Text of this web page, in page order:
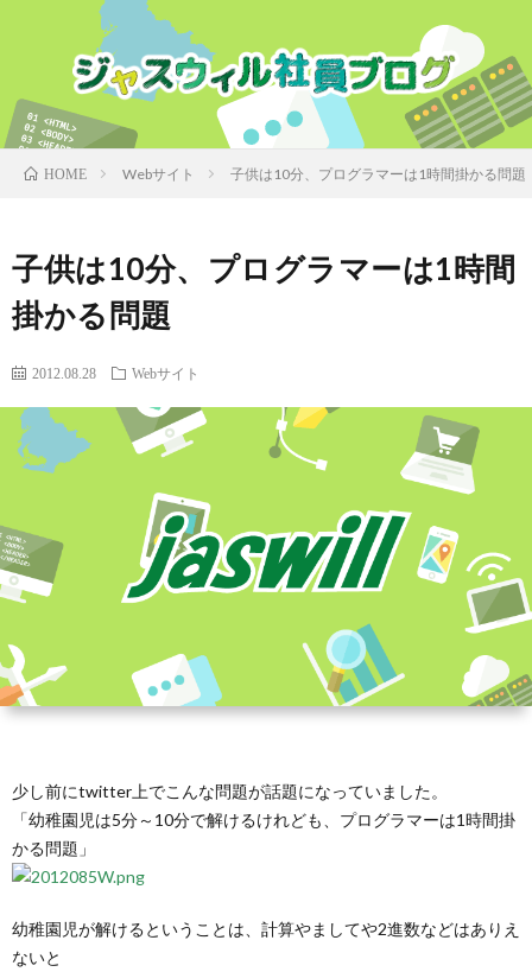
HOME Webサイト 子供は10分、プログラマーは1時間掛かる問題
子供は10分、プログラマーは1時間
掛かる問題
2012.08.28 Webサイト
少し前にtwitter上でこんな問題が話題になっていました。
「幼稚園児は5分～10分で解けるけれども、プログラマーは1時間掛
かる問題」
幼稚園児が解けるということは、計算やましてや2進数などはありえ
ないと